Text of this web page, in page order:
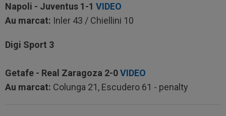
Napoli - Juventus 1-1 VIDEO
Au marcat: Inler 43 / Chiellini 10
Digi Sport 3
Getafe - Real Zaragoza 2-0VIDEO
Au marcat: Colunga 21, Escudero 61 - penalty